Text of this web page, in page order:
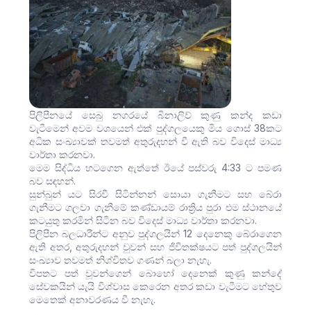
පිලිපීනයේ සෙබු නගරයේ බිනාලිව් කුණු කන්ද කඩා
වැටීමෙන් අවම වශයෙන් එක් පුද්ගලයෙකු මිය ගොස් 38කට
අධික සංඛ්‍යාවක් තවමත් අතුරුදහන් වී ඇති බව විදෙස් මාධ්‍ය
වාර්තා කරනවා.
මෙම සිද්ධිය හටගෙන ඇත්තේ ඊයේ පස්වරු 4:33 ට පමණ
බව සඳහන්.
සුන්බුන් යට සිරවී සිටින්නන් සොයා ගැනීමට සහ බේරා
ගැනීමට ගලවා ගැනීමේ කණ්ඩායම් රාත්‍රිය පුරා එම ස්ථානයේ
කටයුතු කරමින් සිටින බව විදෙස් මාධ්‍ය වාර්තා කරනවා.
පිලිපීන බලධාරීන්ට අනුව පුද්ගලයින් 12 දෙනෙකු බේරාගෙන
ඇති අතර, අතුරුදහන් වුවන් සහ ජිවිතක්ෂයට පත් පුද්ගලයින්
සංඛ්‍යාව තවමත් නිශ්චිතව ගණන් බලා නැහැ.
විපතට පත් වූවන්ගෙන් බොහෝ දෙනෙක් කුණු කන්දේ
සේවකයින් යැයි විශ්වාස කෙරෙන අතර කඩා වැටීමට හේතුව
මෙතෙක් අනාවරණය වී නැහැ.